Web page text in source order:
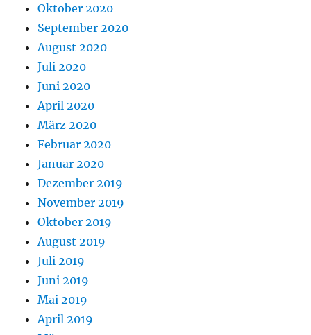
Oktober 2020
September 2020
August 2020
Juli 2020
Juni 2020
April 2020
März 2020
Februar 2020
Januar 2020
Dezember 2019
November 2019
Oktober 2019
August 2019
Juli 2019
Juni 2019
Mai 2019
April 2019